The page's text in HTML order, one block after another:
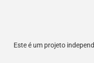
Este é um projeto